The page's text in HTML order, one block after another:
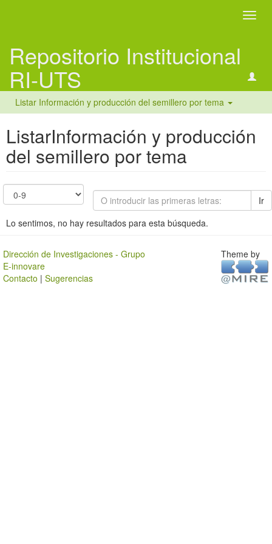
Repositorio Institucional
RI-UTS
Listar Información y producción del semillero por tema
ListarInformación y producción
del semillero por tema
Ir
Lo sentimos, no hay resultados para esta búsqueda.
Dirección de Investigaciones - Grupo
E-innovare
Contacto | Sugerencias
Theme by